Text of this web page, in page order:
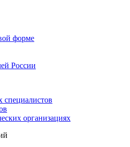
форме
России
специалистов
организациях